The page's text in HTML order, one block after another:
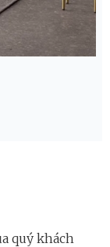
quý khách